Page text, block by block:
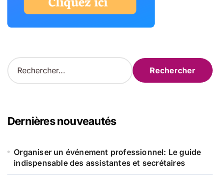
R
e
r
c
e
Dernières nouveautés
Organiser un événement professionnel: Le guide
indispensable des assistantes et secrétaires